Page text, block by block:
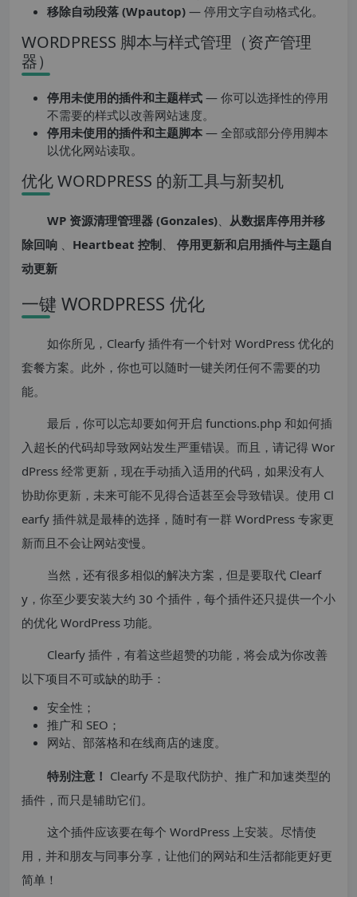
移除自动段落 (Wpautop) — 停用文字自动格式化。
WORDPRESS 脚本与样式管理（资产管理
器）
停用未使用的插件和主题样式 — 你可以选择性的停用
不需要的样式以改善网站速度。
停用未使用的插件和主题脚本 — 全部或部分停用脚本
以优化网站读取。
优化 WORDPRESS 的新工具与新契机
WP 资源清理管理器 (Gonzales)、 从数据库停用并移
除回响 、 Heartbeat 控制、
停用更新和启用插件与主题自
动更新
一键 WORDPRESS 优化
如你所见，Clearfy 插件有一个针对 WordPress 优化的
套餐方案。此外，你也可以随时一键关闭任何不需要的功
能。
最后，你可以忘却要如何开启 functions.php 和如何插
入超长的代码却导致网站发生严重错误。而且，请记得 Wor
dPress 经常更新，现在手动插入适用的代码，如果没有人
协助你更新，未来可能不见得合适甚至会导致错误。使用 Cl
earfy 插件就是最棒的选择，随时有一群 WordPress 专家更
新而且不会让网站变慢。
当然，还有很多相似的解决方案，但是要取代 Clearf
y，你至少要安装大约 30 个插件，每个插件还只提供一个小
的优化 WordPress 功能。
Clearfy 插件，有着这些超赞的功能，将会成为你改善
以下项目不可或缺的助手：
安全性；
推广和 SEO；
网站、部落格和在线商店的速度。
特别注意！ Clearfy 不是取代防护、推广和加速类型的
插件，而只是辅助它们。
这个插件应该要在每个 WordPress 上安装。尽情使
用，并和朋友与同事分享，让他们的网站和生活都能更好更
简单！